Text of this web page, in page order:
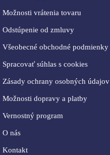
Možnosti vrátenia tovaru
Odstúpenie od zmluvy
Všeobecné obchodné podmienky
Spracovať súhlas s cookies
Zásady ochrany osobných údajov
Možnosti dopravy a platby
Vernostný program
O nás
Kontakt